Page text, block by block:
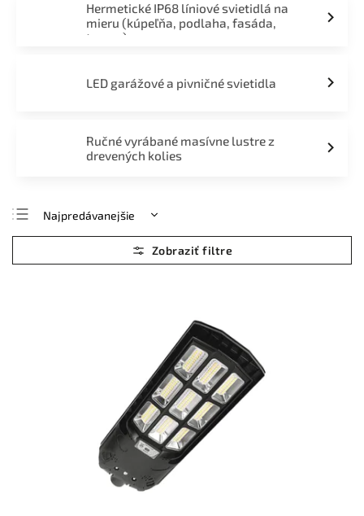
Hermetické IP68 líniové svietidlá na
mieru (kúpeľňa, podlaha, fasáda,
terasa)
LED garážové a pivničné svietidla
Ručné vyrábané masívne lustre z
drevených kolies
Najpredávanejšie
Najlacnejšie
Najdrahšie